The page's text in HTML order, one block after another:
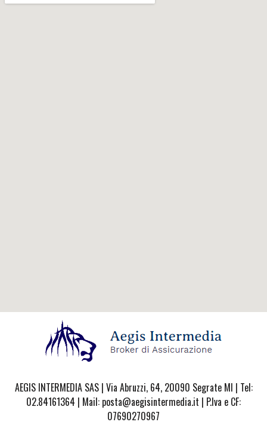
AEGIS INTERMEDIA SAS | Via Abruzzi, 64, 20090 Segrate MI | Tel:
02.84161364 | Mail: posta@aegisintermedia.it | P.Iva e CF:
07690270967